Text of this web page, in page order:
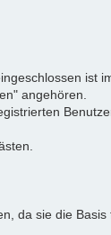
ist
angehören.
da sie die Basis